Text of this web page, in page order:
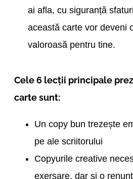
ai afla, cu siguranță
această carte vor deveni
valoroasă pentru tine.
Cele 6 lecții principale
carte sunt:
Un copy bun trezește
pe ale scriitorului
Copyurile creative
exersare, dar și o